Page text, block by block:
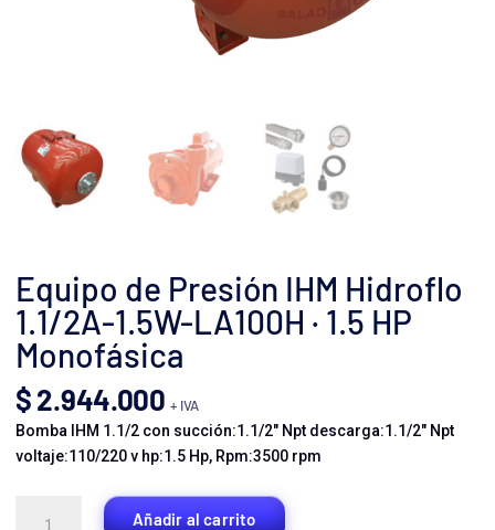
Equipo de Presión IHM Hidroflo
1.1/2A-1.5W-LA100H · 1.5 HP
Monofásica
$2.944.000 + IVA
Bomba IHM 1.1/2 con succión:1.1/2″ Npt descarga:1.1/2″ Npt
voltaje:110/220 v hp:1.5 Hp, Rpm:3500 rpm
Añadir al carrito